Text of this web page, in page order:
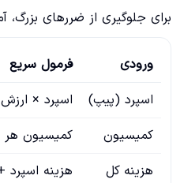
برای جلوگیری از ضررهای بزرگ،
ورودی فرمول سریع
اسپرد (پیپ)
اسپرد ×
کمیسیون
کمیسیون هر
هزینه کل
هزینه